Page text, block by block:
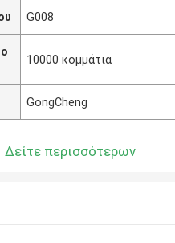
G008
10000 κομμάτια
GongCheng
Δείτε περισσότερων